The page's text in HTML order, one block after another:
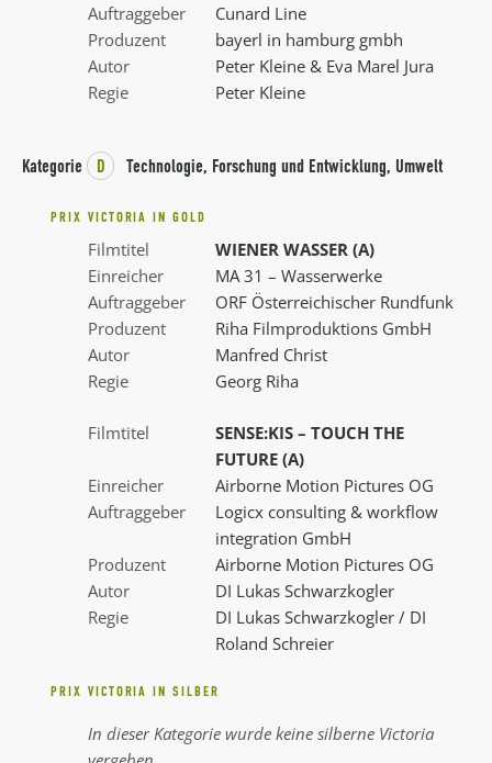
Auftraggeber
Cunard Line
Produzent
bayerl in hamburg gmbh
Autor
Peter Kleine & Eva Marel Jura
Regie
Peter Kleine
Kategorie D Technologie, Forschung und Entwicklung, Umwelt
PRIX VICTORIA IN GOLD
Filmtitel
WIENER WASSER (A)
Einreicher
MA 31 – Wasserwerke
Auftraggeber
ORF Österreichischer Rundfunk
Produzent
Riha Filmproduktions GmbH
Autor
Manfred Christ
Regie
Georg Riha
Filmtitel
SENSE:KIS – TOUCH THE
FUTURE (A)
Einreicher
Airborne Motion Pictures OG
Auftraggeber
Logicx consulting & workflow
integration GmbH
Produzent
Airborne Motion Pictures OG
Autor
DI Lukas Schwarzkogler
Regie
DI Lukas Schwarzkogler / DI
Roland Schreier
PRIX VICTORIA IN SILBER
In dieser Kategorie wurde keine silberne Victoria